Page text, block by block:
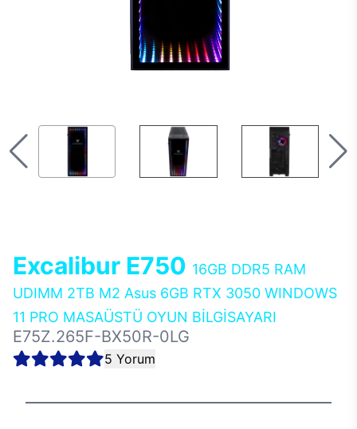
Excalibur E750 16GB DDR5 RAM
UDIMM 2TB M2 Asus 6GB RTX 3050 WINDOWS
11 PRO MASAÜSTÜ OYUN BİLGİSAYARI
E75Z.265F-BX50R-0LG
5 Yorum